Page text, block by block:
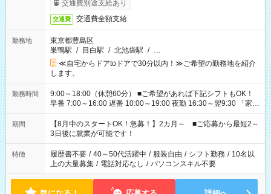
交通費別途支給あり
交通費 交通費全額支給
勤務地
東京都豊島区
巣鴨駅 / 目白駅 / 北池袋駅 / …
≪自宅からドアtoドアで30分以内！≫ご希望の勤務地を紹介
します。
勤務時間
9:00～18:00（休憩60分） ■ご希望があれば下記シフトもOK！
早番 7:00～16:00 遅番 10:00～19:00 夜勤 16:30～翌9:30 「家族
と休みを合わせたい」 「余裕を持って夕飯の準備がしたい」
「できれば残業はしたくない」 など、ご希望を教えてください
ね。 ※Wワーク希望の方へ 今ご覧のお仕事で希望する勤務時間
と、もう1つのお仕事の勤務時間。 合計で週40時間を超える場
合は応募できません。
期間
【8月中のスタートOK！急募！】2カ月～ ■ご応募から最短2～
3日後に就業が可能です！
特徴 履歴書不要 / 40～50代活躍中 / 服装自由 / シフト勤務 / 10名以
上の大量募集 / 電話対応なし / パソコンスキル不要